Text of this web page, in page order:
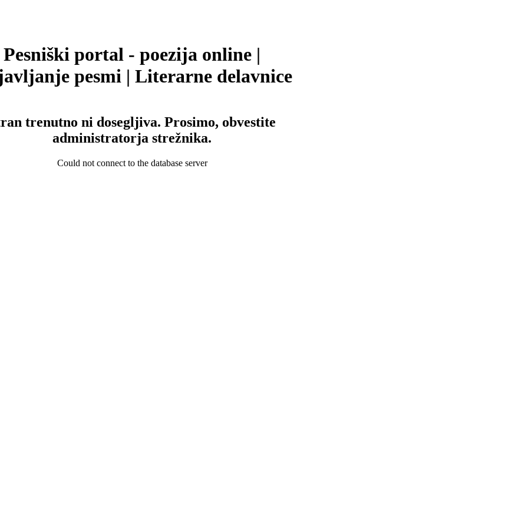
Pesniški portal - poezija online |
pesmi | Literarne delavnice
trenutno ni dosegljiva. Prosimo, obvestite
administratorja strežnika.
Could not connect to the database server